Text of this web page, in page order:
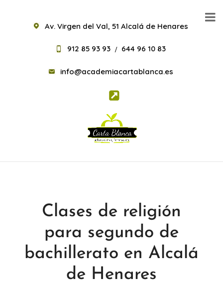
Av. Virgen del Val, 51 Alcalá de Henares
912 85 93 93 / 644 96 10 83
info@academiacartablanca.es
Clases de religión
para segundo de
bachillerato en Alcalá
de Henares